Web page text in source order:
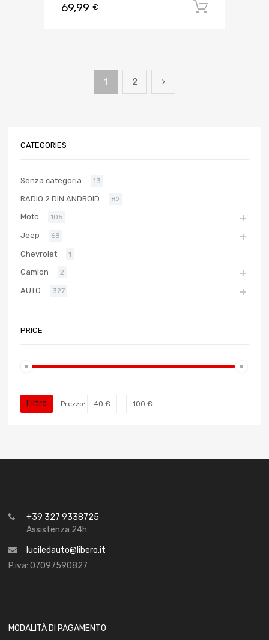
69,99 €
1 2
CATEGORIES
Senza categoria 13
RADIO 2 DIN ANDROID 82
Moto 105
Jeep 68
Chevrolet 1
Camion 2
AUTO 327
PRICE
Filtro Prezzo: 40 € — 100 €
+39 327 9338725
Assistenza 24h
luciledauto@libero.it
P.iva: 07097590827
MODALITÀ DI PAGAMENTO